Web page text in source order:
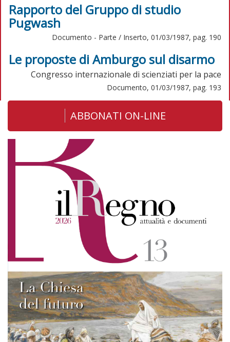
Rapporto del Gruppo di studio
Pugwash
Documento - Parte / Inserto, 01/03/1987, pag. 190
Le proposte di Amburgo sul disarmo
Congresso internazionale di scienziati per la pace
Documento, 01/03/1987, pag. 193
ABBONATI ON-LINE